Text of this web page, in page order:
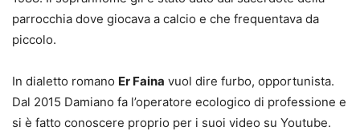
parrocchia dove giocava a calcio e che frequentava da
piccolo.
In dialetto romano Er Faina vuol dire furbo, opportunista.
Dal 2015 Damiano fa l’operatore ecologico di professione e
si è fatto conoscere proprio per i suoi video su Youtube.